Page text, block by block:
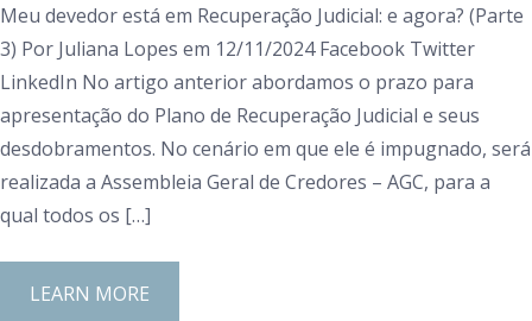
Meu devedor está em Recuperação Judicial: e agora? (Parte
3) Por Juliana Lopes em 12/11/2024 Facebook Twitter
LinkedIn No artigo anterior abordamos o prazo para
apresentação do Plano de Recuperação Judicial e seus
desdobramentos. No cenário em que ele é impugnado, será
realizada a Assembleia Geral de Credores – AGC, para a
qual todos os […]
LEARN MORE